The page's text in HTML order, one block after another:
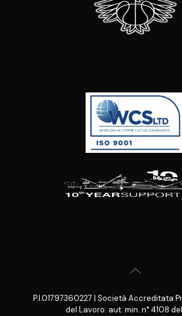
P.I.01797360227 | Società Accreditata
del Lavoro: aut. min. n° 4108